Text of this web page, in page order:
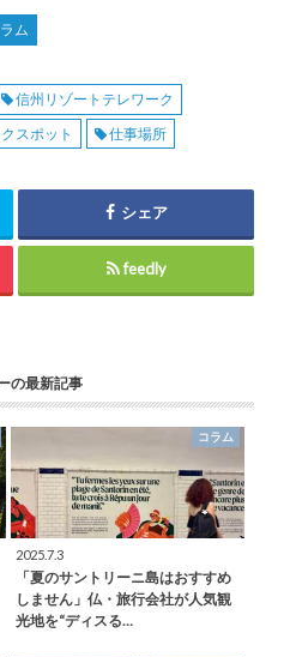
ム
信州リゾートテレワーク
スポット 仕事場所
シェア
feedly
の最新記事
コラム
2025.7.3
「夏のサントリーニ島はおすすめ
しません」仏・旅行会社が人気観
光地を“ディスる…